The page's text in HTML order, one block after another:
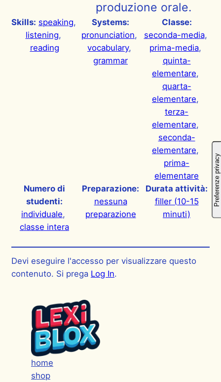
produzione orale.
Skills: speaking
listening
reading
Systems:
pronunciation
vocabulary
grammar
Classe:
seconda-media
prima-media
quinta-
elementare
quarta-
elementare
terza-
elementare
seconda-
elementare
prima-
elementare
Numero di
studenti:
individuale
classe intera
Preparazione:
nessuna
preparazione
Durata attività:
filler (10-15
minuti)
Devi eseguire l'accesso per visualizzare questo
contenuto. Si prega Log In.
home
shop